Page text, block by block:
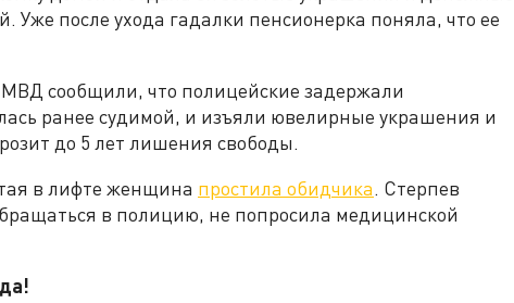
Уже после ухода гадалки пенсионерка поняла, что ее
МВД сообщили, что полицейские задержали
ранее судимой, и изъяли ювелирные украшения и
до 5 лет лишения свободы.
в лифте женщина простила обидчика. Стерпев
в полицию, не попросила медицинской